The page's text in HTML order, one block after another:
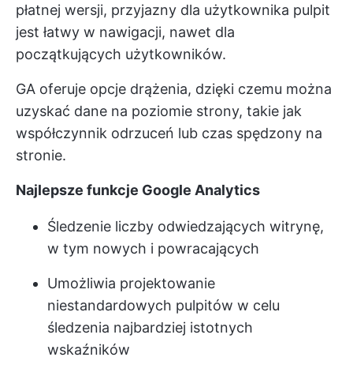
płatnej wersji, przyjazny dla użytkownika pulpit
jest łatwy w nawigacji, nawet dla
początkujących użytkowników.
GA oferuje opcje drążenia, dzięki czemu można
uzyskać dane na poziomie strony, takie jak
współczynnik odrzuceń lub czas spędzony na
stronie.
Najlepsze funkcje Google Analytics
Śledzenie liczby odwiedzających witrynę,
w tym nowych i powracających
Umożliwia projektowanie
niestandardowych pulpitów w celu
śledzenia najbardziej istotnych
wskaźników